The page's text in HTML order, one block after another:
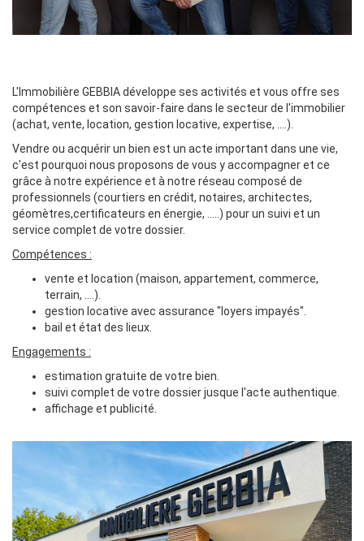
L'Immobilière GEBBIA développe ses activités et vous offre ses
compétences et son savoir-faire dans le secteur de l'immobilier
(achat, vente, location, gestion locative, expertise, ....).
Vendre ou acquérir un bien est un acte important dans une vie,
c'est pourquoi nous proposons de vous y accompagner et ce
grâce à notre expérience et à notre réseau composé de
professionnels (courtiers en crédit, notaires, architectes,
géomètres,certificateurs en énergie, .....) pour un suivi et un
service complet de votre dossier.
Compétences :
vente et location (maison, appartement, commerce,
terrain, ....).
gestion locative avec assurance "loyers impayés".
bail et état des lieux.
Engagements :
estimation gratuite de votre bien.
suivi complet de votre dossier jusque l'acte authentique.
affichage et publicité.